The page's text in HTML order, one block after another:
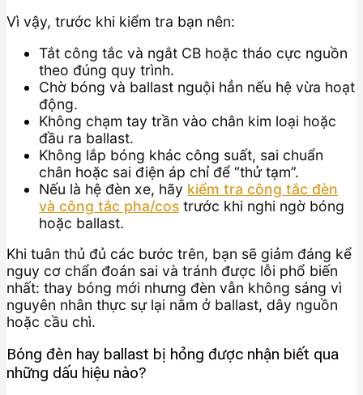
Vì vậy, trước khi kiểm tra bạn nên:
Tắt công tắc và ngắt CB hoặc tháo cực nguồn
theo đúng quy trình.
Chờ bóng và ballast nguội hẳn nếu hệ vừa hoạt
động.
Không chạm tay trần vào chân kim loại hoặc
đầu ra ballast.
Không lắp bóng khác công suất, sai chuẩn
chân hoặc sai điện áp chỉ để “thử tạm”.
Nếu là hệ đèn xe, hãy kiểm tra công tắc đèn
và công tắc pha/cos trước khi nghi ngờ bóng
hoặc ballast.
Khi tuân thủ đủ các bước trên, bạn sẽ giảm đáng kể
nguy cơ chẩn đoán sai và tránh được lỗi phổ biến
nhất: thay bóng mới nhưng đèn vẫn không sáng vì
nguyên nhân thực sự lại nằm ở ballast, dây nguồn
hoặc cầu chì.
Bóng đèn hay ballast bị hỏng được nhận biết qua
những dấu hiệu nào?